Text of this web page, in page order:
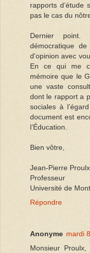
rapports d’étude
pas le cas du
Dernier point.
démocratique
d'opinion avec
En ce qui me
mémoire que le
une vaste
dont le rapport a
sociales à
document est
l’Éducation.
Bien vôtre,
Jean-Pierre Proulx
Professeur
Université de
Répondre
Anonyme mardi
Monsieur